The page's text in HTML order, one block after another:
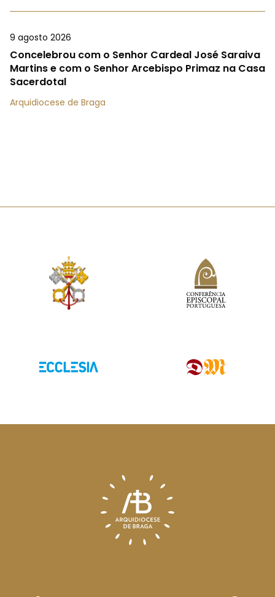
9 agosto 2026
Concelebrou com o Senhor Cardeal José Saraiva
Martins e com o Senhor Arcebispo Primaz na Casa
Sacerdotal
Arquidiocese de Braga